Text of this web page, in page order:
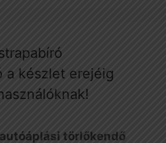
a készlet erejéig